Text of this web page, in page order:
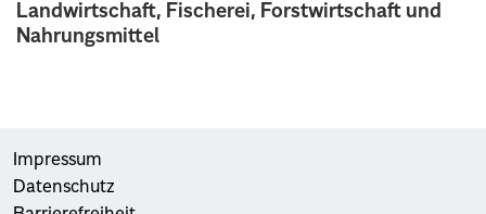
Landwirtschaft, Fischerei, Forstwirtschaft und
Nahrungsmittel
Impressum
Datenschutz